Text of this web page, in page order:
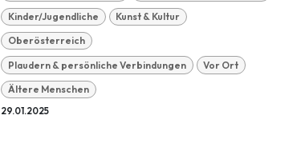
Kinder/Jugendliche Kunst & Kultur
Oberösterreich
Plaudern & persönliche Verbindungen Vor Ort
Ältere Menschen
29.01.2025